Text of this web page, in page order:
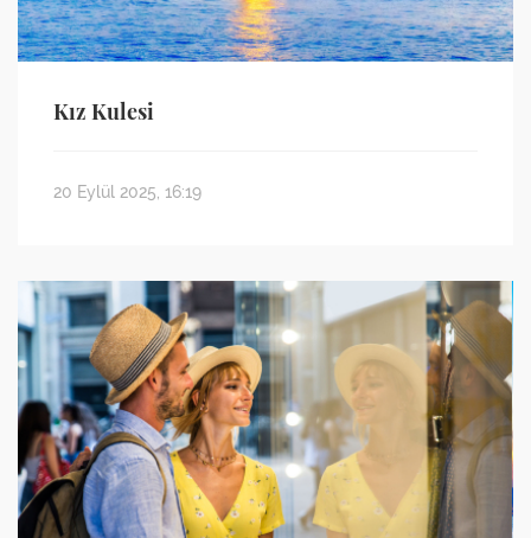
Kız Kulesi
20 Eylül 2025, 16:19